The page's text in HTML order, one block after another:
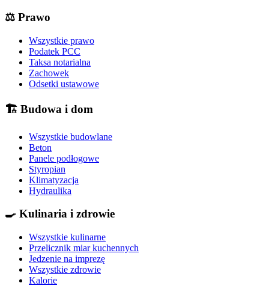
⚖️ Prawo
Wszystkie prawo
Podatek PCC
Taksa notarialna
Zachowek
Odsetki ustawowe
🏗️ Budowa i dom
Wszystkie budowlane
Beton
Panele podłogowe
Styropian
Klimatyzacja
Hydraulika
🍳 Kulinaria i zdrowie
Wszystkie kulinarne
Przelicznik miar kuchennych
Jedzenie na imprezę
Wszystkie zdrowie
Kalorie